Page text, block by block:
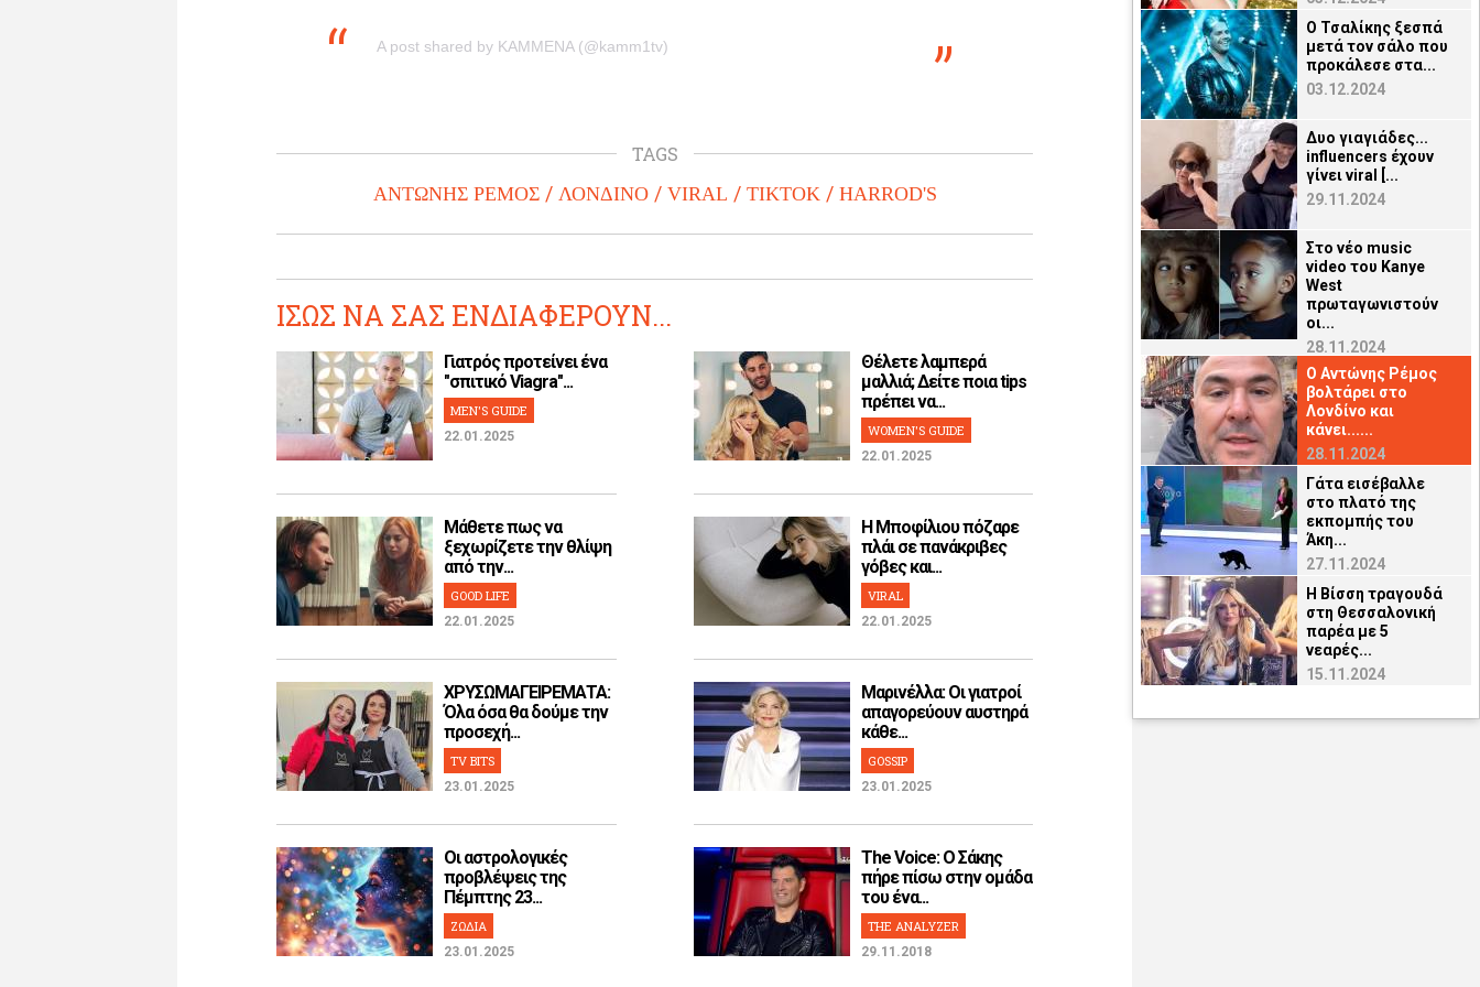
A post shared by KAMMENA (@kamm1tv)
TAGS
ΑΝΤΩΝΗΣ ΡΕΜΟΣ ΛΟΝΔΙΝΟ VIRAL TIKTOK HARROD'S
ΙΣΩΣ ΝΑ ΣΑΣ ΕΝΔΙΑΦΕΡΟΥΝ...
Γιατρός προτείνει ένα
"σπιτικό Viagra"...
MEN'S GUIDE
22.01.2025
Θέλετε λαμπερά
μαλλιά; Δείτε ποια tips
πρέπει να...
WOMEN'S GUIDE
22.01.2025
Μάθετε πως να
ξεχωρίζετε την θλίψη
από την...
GOOD LIFE
22.01.2025
H Μποφίλιου πόζαρε
πλάι σε πανάκριβες
γόβες και...
VIRAL
22.01.2025
ΧΡΥΣΩΜΑΓΕΙΡΕΜΑΤΑ:
Όλα όσα θα δούμε την
προσεχή...
TV BITS
23.01.2025
Μαρινέλλα: Οι γιατροί
απαγορεύουν αυστηρά
κάθε...
GOSSIP
23.01.2025
Οι αστρολογικές
προβλέψεις της
Πέμπτης 23...
ΖΩΔΙΑ
23.01.2025
The Voice: Ο Σάκης
πήρε πίσω στην ομάδα
του ένα...
THE ANALYZER
29.11.2018
Ο Τσαλίκης ξεσπά
μετά τον σάλο που
προκάλεσε στα...
03.12.2024
Δυο γιαγιάδες...
influencers έχουν
γίνει viral [...
29.11.2024
Στο νέο music
video του Kanye
West
πρωταγωνιστούν
οι...
28.11.2024
O Αντώνης Ρέμος
βολτάρει στο
Λονδίνο και
κάνει......
28.11.2024
Γάτα εισέβαλλε
στο πλατό της
εκπομπής του
Άκη...
27.11.2024
H Βίσση τραγουδά
στη Θεσσαλονική
παρέα με 5
νεαρές...
15.11.2024